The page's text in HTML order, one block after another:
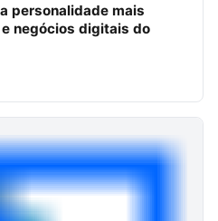
personalidade mais
negócios digitais do